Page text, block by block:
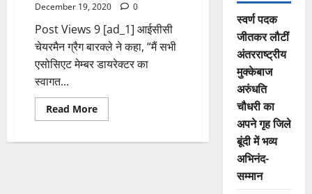
December 19, 2020
0
Post Views 9 [ad_1] आईसीसी
चेयरमैन ग्रैग बारक्ले ने कहा, “मैं सभी
एसोसिएट मेम्बर डायरेक्टर का
स्वागत...
Read More
स्वर्ण पदक
जीतकर लौटीं
अंतरराष्ट्रीय
मुक्केबाज
अरुंधति
चौधरी का
अपने गृह जिले
बूंदी में भव्य
अभिनंद-
सम्मान